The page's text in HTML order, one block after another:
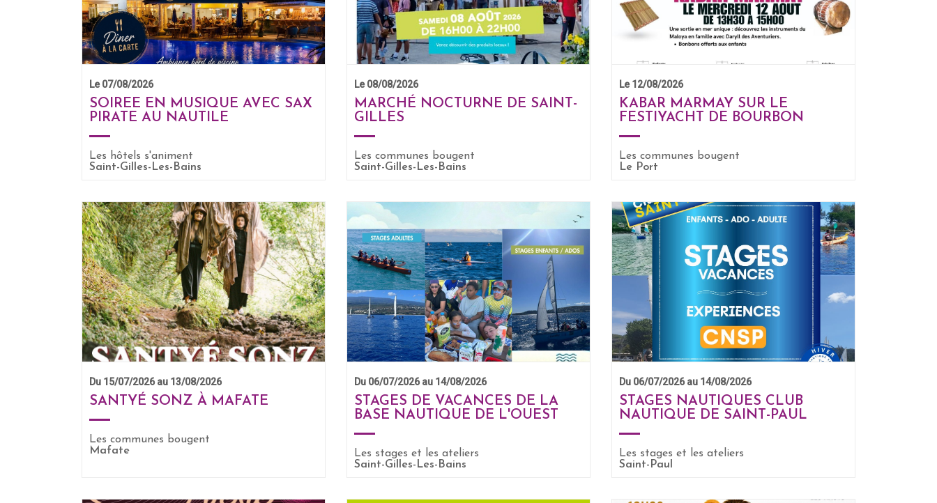
Le 07/08/2026
SOIREE EN MUSIQUE AVEC SAX
PIRATE AU NAUTILE
Les hôtels s'animent
Saint-Gilles-Les-Bains
EN SAVOIR +
Le 08/08/2026
MARCHÉ NOCTURNE DE SAINT-
GILLES
Les communes bougent
Saint-Gilles-Les-Bains
EN SAVOIR +
Le 12/08/2026
KABAR MARMAY SUR LE
FESTIYACHT DE BOURBON
Les communes bougent
Le Port
Du 15/07/2026 au 13/08/2026
SANTYÉ SONZ À MAFATE
Les communes bougent
Mafate
Du 06/07/2026 au 14/08/2026
STAGES DE VACANCES DE LA
BASE NAUTIQUE DE L'OUEST
Les stages et les ateliers
Saint-Gilles-Les-Bains
Du 06/07/2026 au 14/08/2026
STAGES NAUTIQUES CLUB
NAUTIQUE DE SAINT-PAUL
Les stages et les ateliers
Saint-Paul